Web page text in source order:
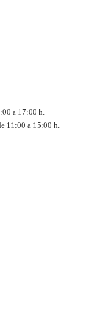
a 17:00 h.
11:00 a 15:00 h.